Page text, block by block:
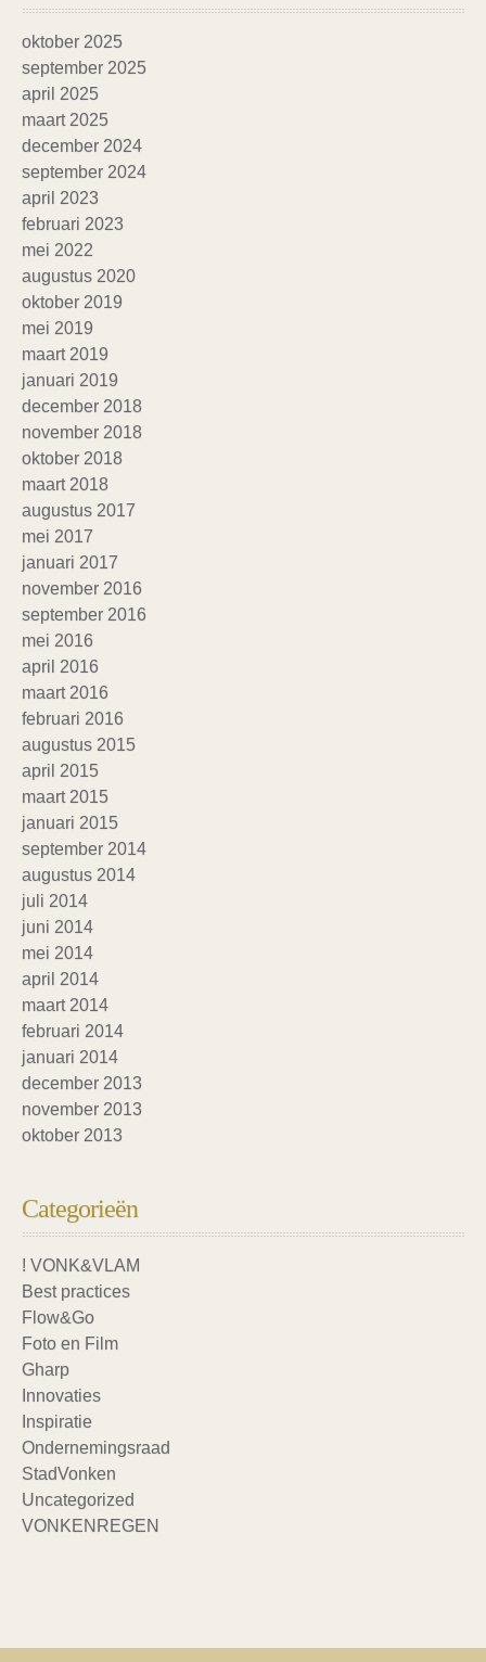
oktober 2025
september 2025
april 2025
maart 2025
december 2024
september 2024
april 2023
februari 2023
mei 2022
augustus 2020
oktober 2019
mei 2019
maart 2019
januari 2019
december 2018
november 2018
oktober 2018
maart 2018
augustus 2017
mei 2017
januari 2017
november 2016
september 2016
mei 2016
april 2016
maart 2016
februari 2016
augustus 2015
april 2015
maart 2015
januari 2015
september 2014
augustus 2014
juli 2014
juni 2014
mei 2014
april 2014
maart 2014
februari 2014
januari 2014
december 2013
november 2013
oktober 2013
Categorieën
! VONK&VLAM
Best practices
Flow&Go
Foto en Film
Gharp
Innovaties
Inspiratie
Ondernemingsraad
StadVonken
Uncategorized
VONKENREGEN